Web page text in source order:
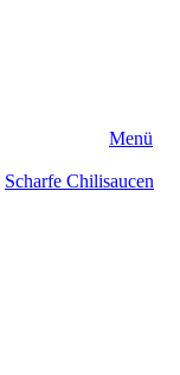
Menü
Scharfe Chilisaucen